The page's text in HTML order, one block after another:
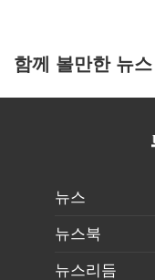
함께 볼만한 뉴스
뉴스
뉴스북
뉴스리듬